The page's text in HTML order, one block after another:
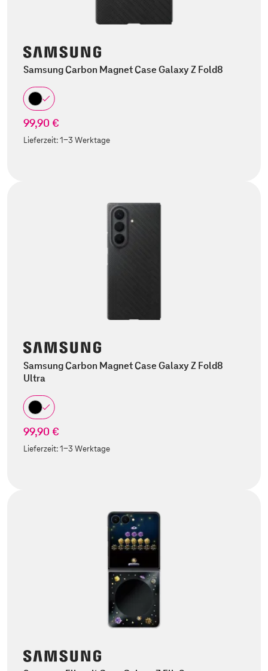
Samsung Carbon Magnet Case Galaxy Z Fold8
99,90 €
Lieferzeit:1-3 Werktage
Samsung Carbon Magnet Case Galaxy Z Fold8
Ultra
99,90 €
Lieferzeit:1-3 Werktage